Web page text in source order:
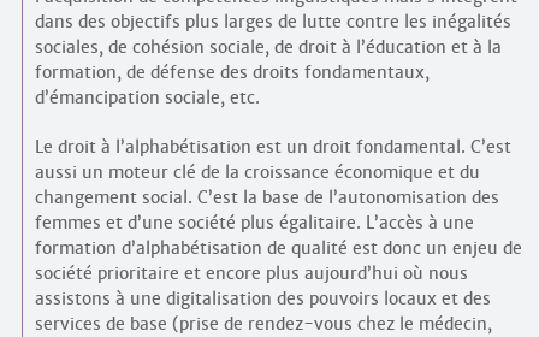
dans des objectifs plus larges de lutte contre les inégalités
sociales, de cohésion sociale, de droit à l’éducation et à la
formation, de défense des droits fondamentaux,
d’émancipation sociale, etc.
Le droit à l’alphabétisation est un droit fondamental. C’est
aussi un moteur clé de la croissance économique et du
changement social. C’est la base de l’autonomisation des
femmes et d’une société plus égalitaire. L’accès à une
formation d’alphabétisation de qualité est donc un enjeu de
société prioritaire et encore plus aujourd’hui où nous
assistons à une digitalisation des pouvoirs locaux et des
services de base (prise de rendez-vous chez le médecin,